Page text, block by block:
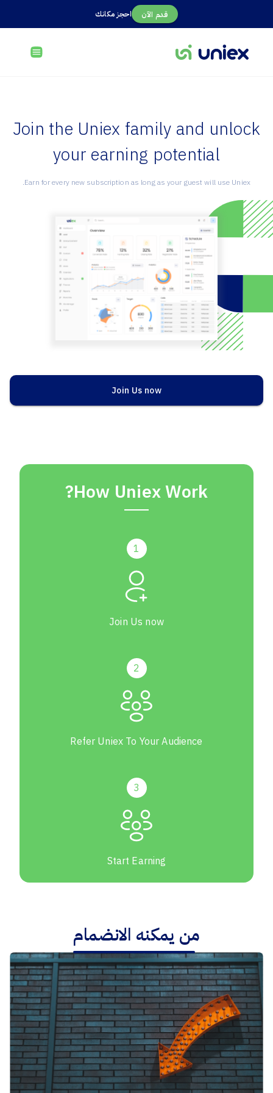
احجز مكانك قدم الآن
Join the Uniex family and unlock
your earning potential
Earn for every new subscription as long as your guest will use Uniex.
Join Us now
How Uniex Work?
1
Join Us now
2
Refer Uniex To Your Audience
3
Start Earning
من يمكنه الانضمام